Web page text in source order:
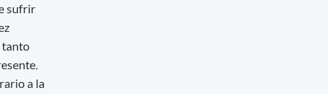
sufrir
tanto
a la